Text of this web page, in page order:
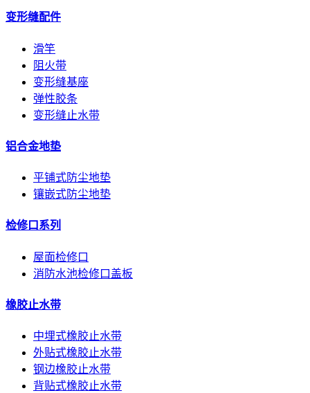
变形缝配件
滑竿
阻火带
变形缝基座
弹性胶条
变形缝止水带
铝合金地垫
平铺式防尘地垫
镶嵌式防尘地垫
检修口系列
屋面检修口
消防水池检修口盖板
橡胶止水带
中埋式橡胶止水带
外贴式橡胶止水带
钢边橡胶止水带
背贴式橡胶止水带